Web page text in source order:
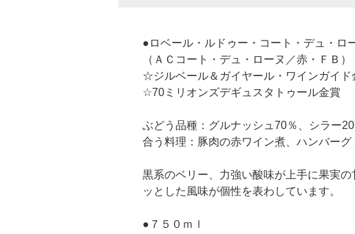
●ロベール・ルドゥー・コート・デュ・ロ
（ＡＣコート・デュ・ローヌ／赤・ＦＢ）
☆ジルベール＆ガイヤール・ワインガイド
☆70ミリオンズデギュスタトゥール金賞
ぶどう品種：グルナッシュ70％、シラー
合う料理：豚肉の赤ワイン煮、ハンバーグ
黒系のベリー、力強い酸味が上手に果実
ッとした風味が個性を表わしています。
●７５０ｍｌ